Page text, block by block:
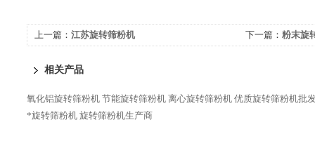
上一篇： 江苏旋转筛粉机 下一篇： 粉末旋
相关产品
氧化铝旋转筛粉机 节能旋转筛粉机 离心旋转筛粉机 优质旋转筛粉机批
*旋转筛粉机 旋转筛粉机生产商